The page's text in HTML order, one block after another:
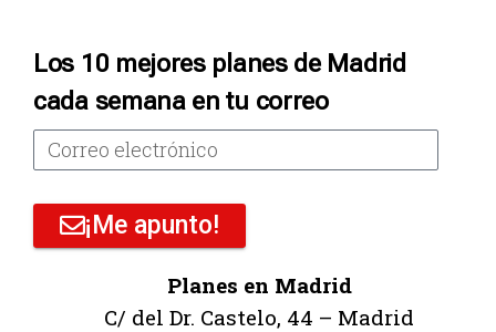
Los 10 mejores planes de Madrid
cada semana en tu correo
¡Me apunto!
Planes en Madrid
C/ del Dr. Castelo, 44 – Madrid